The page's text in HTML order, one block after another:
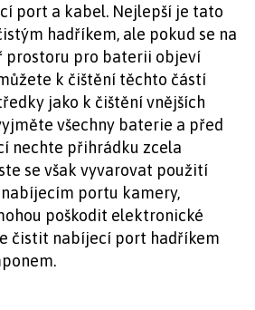
port a kabel. Nejlepší je tato
hadříkem, ale pokud se na
prostoru pro baterii objeví
k čištění těchto částí
jako k čištění vnějších
všechny baterie a před
nechte přihrádku zcela
se však vyvarovat použití
portu kamery,
poškodit elektronické
čistit nabíjecí port hadříkem